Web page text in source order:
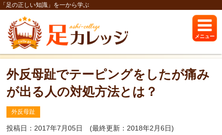
「足の正しい知識」を一から学ぶ
メニュー
外反母趾でテーピングをしたが痛み
が出る人の対処方法とは？
外反母趾
投稿日：2017年7月05日 (最終更新：2018年2月6日)